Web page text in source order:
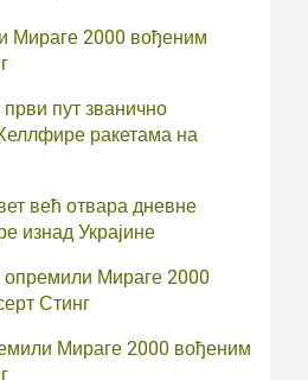
Мираге 2000 вођеним
први пут званично
ракетама на
већ отвара дневне
изнад Украјине
Мираге 2000
Стинг
Мираге 2000 вођеним